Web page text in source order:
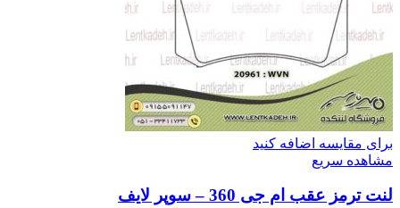
برای مقایسه اضافه کنید
مشاهده سریع
لنت ترمز عقب ام جی 360 – سوپر لایف